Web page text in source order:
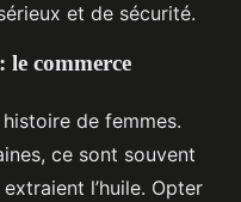
et de sécurité.
commerce
histoire de femmes.
ce sont souvent
l’huile. Opter